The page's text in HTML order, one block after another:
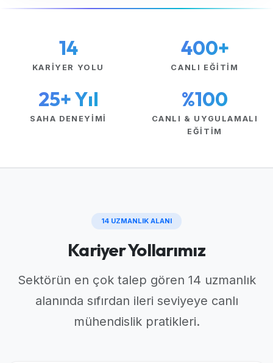
14
KARIYER YOLU
400+
CANLI EĞITIM
25+ Yıl
SAHA DENEYIMI
%100
CANLI & UYGULAMALI
EĞITIM
14 UZMANLIK ALANI
Kariyer Yollarımız
Sektörün en çok talep gören 14 uzmanlık
alanında sıfırdan ileri seviyeye canlı
mühendislik pratikleri.